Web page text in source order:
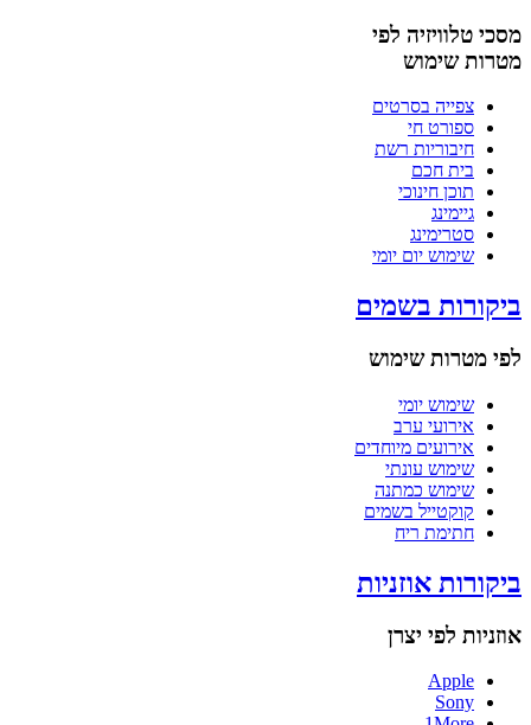
מסכי טלוויזיה לפי
מטרות שימוש
צפייה בסרטים
ספורט חי
חיבוריות רשת
בית חכם
תוכן חינוכי
גיימינג
סטרימינג
שימוש יום יומי
ביקורות בשמים
לפי מטרות שימוש
שימוש יומי
אירועי ערב
אירועים מיוחדים
שימוש עונתי
שימוש כמתנה
קוקטייל בשמים
חתימת ריח
ביקורות אוזניות
אוזניות לפי יצרן
Apple
Sony